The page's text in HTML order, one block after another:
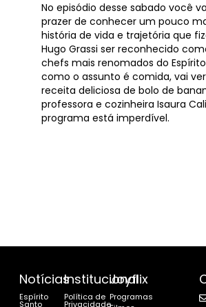
No episódio desse sabado você
prazer de conhecer um pouco
história de vida e trajetória que
Hugo Grassi ser reconhecido
chefs mais renomados do Espírito
como o assunto é comida, vai
receita deliciosa de bolo de
professora e cozinheira Isaura
programa está imperdível.
Notícias
Espírito
Santo
Institucional
Política de
Privacidade
Joyflix
Programas